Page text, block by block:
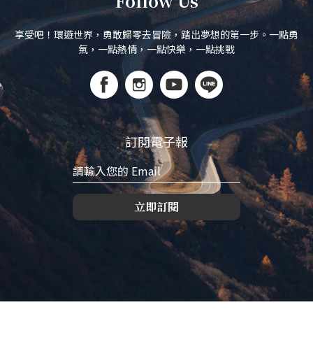
享受吧！環遊世界，勇敢歸零去冒險，踏出夢想的第一步。一點勇
氣，一點熱情，一點快樂，一點挑戰
訂閱電子報
立即訂閱